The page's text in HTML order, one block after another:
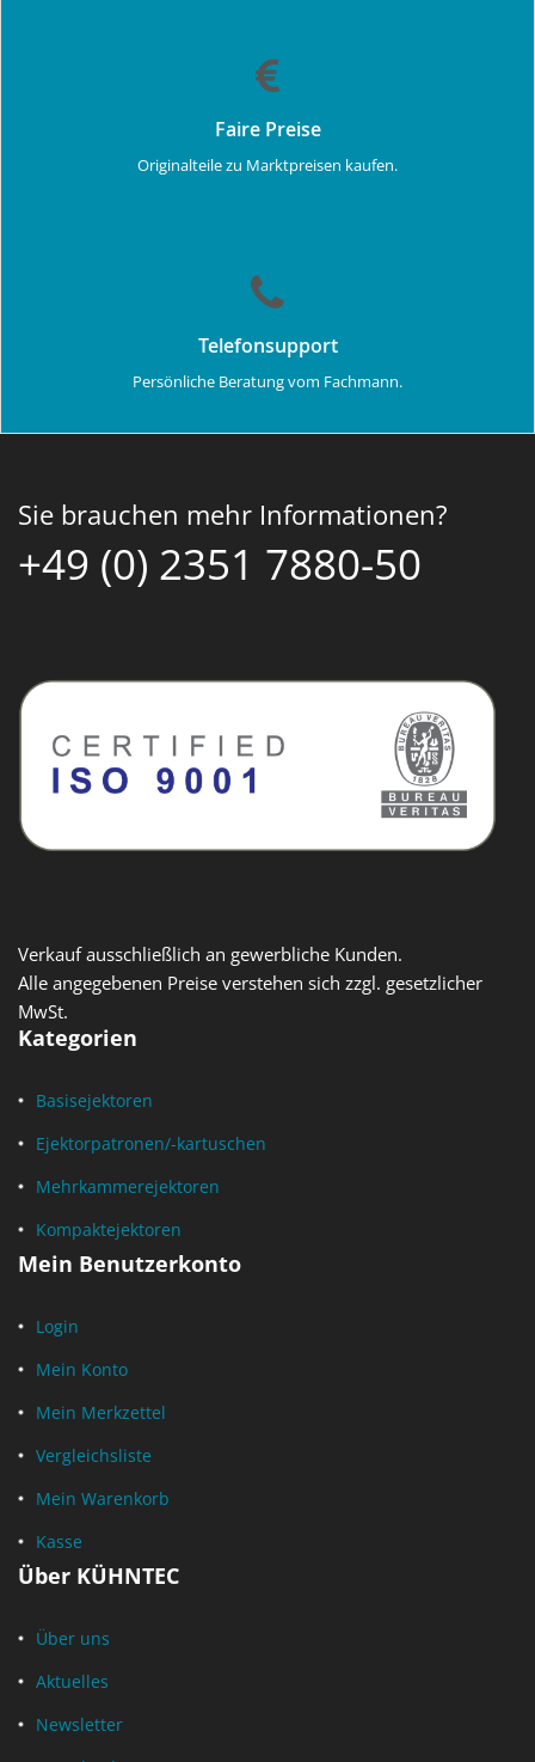
Faire Preise
Originalteile zu Marktpreisen kaufen.
Telefonsupport
Persönliche Beratung vom Fachmann.
Sie brauchen mehr Informationen?
+49 (0) 2351 7880-50
Verkauf ausschließlich an gewerbliche Kunden.
Alle angegebenen Preise verstehen sich zzgl. gesetzlicher
MwSt.
Kategorien
Basisejektoren
Ejektorpatronen/-kartuschen
Mehrkammerejektoren
Kompaktejektoren
Mein Benutzerkonto
Login
Mein Konto
Mein Merkzettel
Vergleichsliste
Mein Warenkorb
Kasse
Über KÜHNTEC
Über uns
Aktuelles
Newsletter